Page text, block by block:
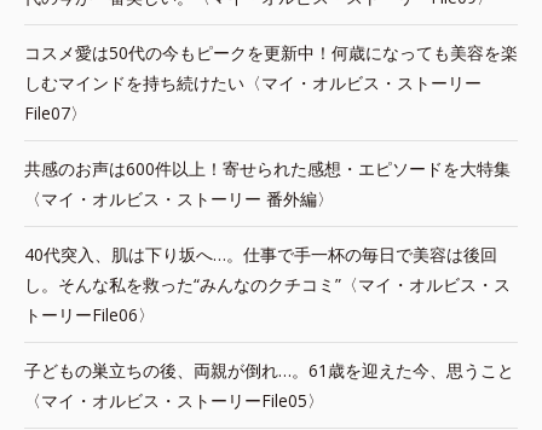
コスメ愛は50代の今もピークを更新中！何歳になっても美容を楽
しむマインドを持ち続けたい〈マイ・オルビス・ストーリー
File07〉
共感のお声は600件以上！寄せられた感想・エピソードを大特集
〈マイ・オルビス・ストーリー 番外編〉
40代突入、肌は下り坂へ…。仕事で手一杯の毎日で美容は後回
し。そんな私を救った“みんなのクチコミ”〈マイ・オルビス・ス
トーリーFile06〉
子どもの巣立ちの後、両親が倒れ…。61歳を迎えた今、思うこと
〈マイ・オルビス・ストーリーFile05〉